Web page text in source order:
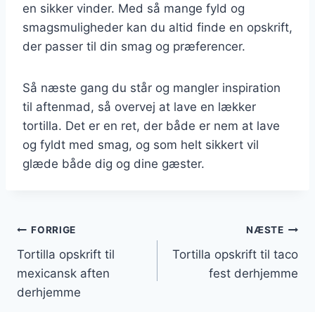
en sikker vinder. Med så mange fyld og
smagsmuligheder kan du altid finde en opskrift,
der passer til din smag og præferencer.
Så næste gang du står og mangler inspiration
til aftenmad, så overvej at lave en lækker
tortilla. Det er en ret, der både er nem at lave
og fyldt med smag, og som helt sikkert vil
glæde både dig og dine gæster.
Indlægsnavigation
FORRIGE
Tortilla opskrift til
mexicansk aften
derhjemme
NÆSTE
Tortilla opskrift til taco
fest derhjemme